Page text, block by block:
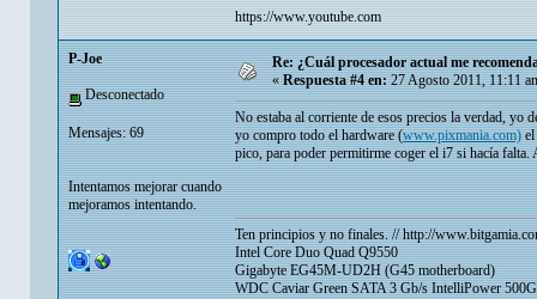
https://www.youtube.com
P-Joe
Desconectado
Mensajes: 69
Intentamos mejorar cuando
mejoramos intentando.
Re: ¿Cuál procesador actual me
«Respuesta #4 en:27 Agosto 2011, 11:11
No estaba al corriente de esos precios la verdad, yo
yo compro todo el hardware (www.pixmania.com)el
pico, para poder permitirme coger el i7 si hacía falta.
Ten principios y no finales. //http://
Intel Core Duo Quad Q9550
Gigabyte EG45M-UD2H (G45 motherboard)
WDC Caviar Green SATA 3 Gb/s IntelliPower